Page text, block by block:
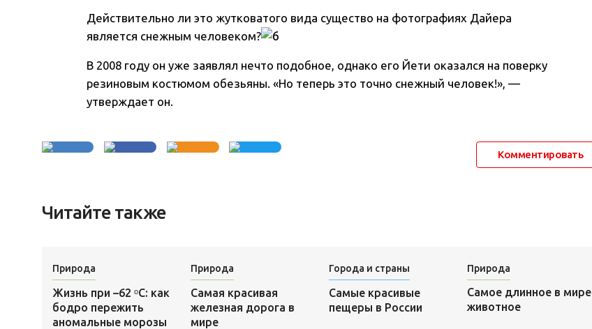
Действительно ли это жутковатого вида существо на фотографиях Дайера
является снежным человеком?
В 2008 году он уже заявлял нечто подобное, однако его Йети оказался на поверку
резиновым костюмом обезьяны. «Но теперь это точно снежный человек!», —
утверждает он.
Комментировать
Читайте также
Природа
Жизнь при –62 ᵒС: как
бодро пережить
аномальные морозы
Природа
Самая красивая
железная дорога в
мире
Города и страны
Самые красивые
пещеры в России
Природа
Самое длинное в мире
животное